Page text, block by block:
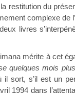
restitution du
complexe de
livres
mérite à cet
quelques mois
sort, s’il est un
1994 dans